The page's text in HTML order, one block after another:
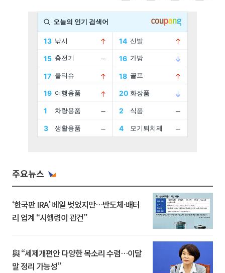
주요뉴스
‘한국판 IRA’ 베일 벗었지만…반도체·배터
리 업계 “시행령이 관건”
與 “세제개편안 다양한 목소리 수렴…이달
말 정리 가능성”